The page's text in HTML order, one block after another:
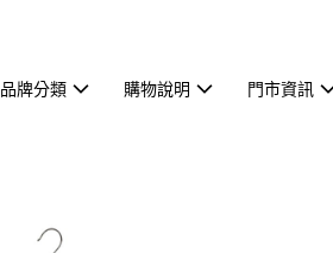
品牌分類 購物說明 門市資訊